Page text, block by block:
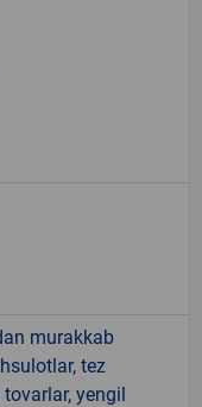
murakkab
tez
yengil